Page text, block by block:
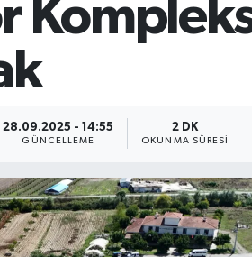
28.09.2025 - 14:55
GÜNCELLEME
2 DK
OKUNMA SÜRESI